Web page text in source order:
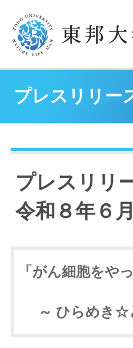
プレスリリー
プレスリ
令和８年６
「がん細胞をや
～ ひらめき☆